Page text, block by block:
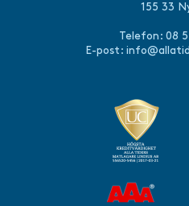
155 33
Telefon: 08
E-post: